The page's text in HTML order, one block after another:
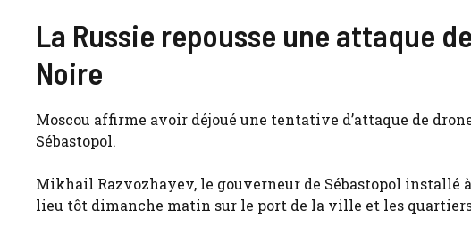
La Russie repousse une attaque
Noire
Moscou affirme avoir déjoué une tentative d’attaque de
Sébastopol.
Mikhail Razvozhayev, le gouverneur de Sébastopol installé
lieu tôt dimanche matin sur le port de la ville et les